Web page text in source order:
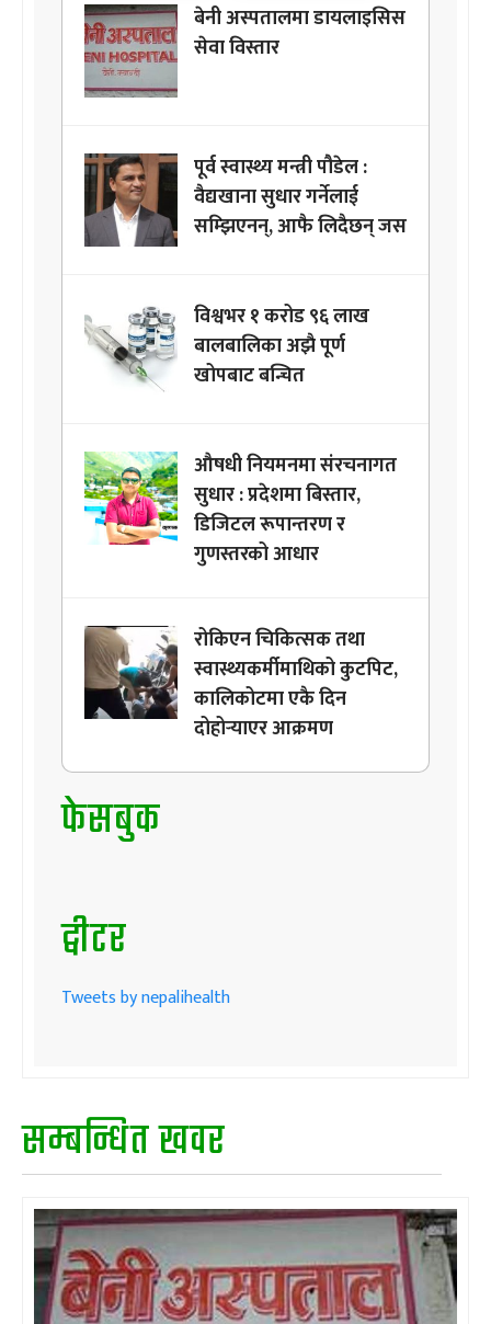
बेनी अस्पतालमा डायलाइसिस
सेवा विस्तार
पूर्व स्वास्थ्य मन्त्री पौडेल :
वैद्यखाना सुधार गर्नेलाई
सम्झिएनन्, आफै लिदैछन् जस
विश्वभर १ करोड ९६ लाख
बालबालिका अझै पूर्ण
खोपबाट बन्चित
औषधी नियमनमा संरचनागत
सुधार : प्रदेशमा बिस्तार,
डिजिटल रूपान्तरण र
गुणस्तरको आधार
रोकिएन चिकित्सक तथा
स्वास्थ्यकर्मीमाथिको कुटपिट,
कालिकोटमा एकै दिन
दोहोर्‍याएर आक्रमण
फेसबुक
ट्वीटर
Tweets by nepalihealth
सम्बन्धित खवर